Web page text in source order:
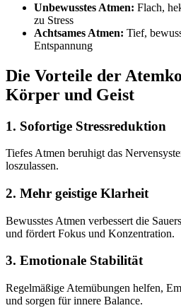
Unbewusstes Atmen: Flach,
zu Stress
Achtsames Atmen: Tief,
Entspannung
Die Vorteile der
Körper und Geist
1. Sofortige Stressreduktion
Tiefes Atmen beruhigt das
loszulassen.
2. Mehr geistige Klarheit
Bewusstes Atmen verbessert die
und fördert Fokus und Konzentration.
3. Emotionale Stabilität
Regelmäßige Atemübungen helfen,
und sorgen für innere Balance.